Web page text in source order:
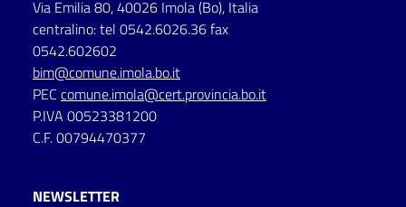
Via Emilia 80, 40026 Imola (Bo), Italia
centralino: tel 0542.6026.36 fax
0542.602602
bim@comune.imola.bo.it
PEC comune.imola@cert.provincia.bo.it
P.IVA 00523381200
C.F. 00794470377
NEWSLETTER